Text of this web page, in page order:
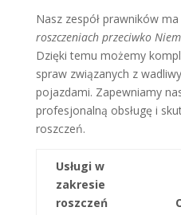
Nasz zespół prawników
roszczeniach przeciwko
Dzięki temu możemy
spraw związanych z
pojazdami. Zapewniamy
profesjonalną obsługę i
roszczeń.
Usługi w
zakresie
roszczeń